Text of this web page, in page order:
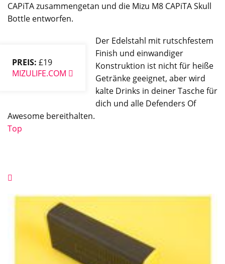
CAPiTA zusammengetan und die Mizu M8 CAPiTA Skull
Bottle entworfen.
PREIS: £19
MIZULIFE.COM
Der Edelstahl mit rutschfestem
Finish und einwandiger
Konstruktion ist nicht für heiße
Getränke geeignet, aber wird
kalte Drinks in deiner Tasche für
dich und alle Defenders Of
Awesome bereithalten.
Top